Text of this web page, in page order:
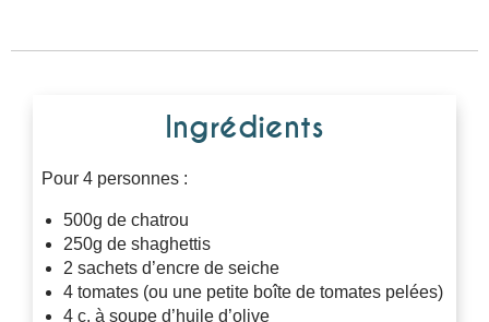
Ingrédients
Pour 4 personnes :
500g de chatrou
250g de shaghettis
2 sachets d’encre de seiche
4 tomates (ou une petite boîte de tomates pelées)
4 c. à soupe d’huile d’olive